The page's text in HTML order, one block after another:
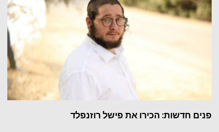
פנים חדשות: הכירו את פישל רוזנפלד